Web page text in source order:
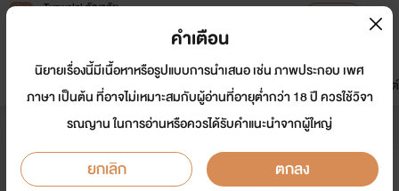
Tunwalai ธัญวลัย
หน้าแรก นิยาย อีบุ๊ก การ์ตูน
มาใหม่
ดรีมแชท ธัญลิสต์
ชิงรัก ลวงแค้น NC 18+ ดราม่า
(พระเอกโหดรุนแรงแต่นางเอกไม่อ่อนแอ)
คำเตือน
นิยายเรื่องนี้มีเนื้อหาหรือรูปแบบการนำเสนอ เช่น ภาพประกอบ เพศ
ภาษา เป็นต้น ที่อาจไม่เหมาะสมกับผู้อ่านที่อายุต่ำกว่า 18 ปี ควรใช้วิจา
รณญาน ในการอ่านหรือควรได้รับคำแนะนำจากผู้ใหญ่
ยกเลิก ตกลง